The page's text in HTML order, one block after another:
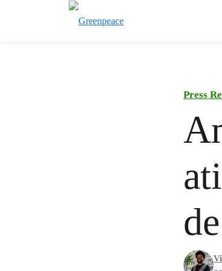
Press